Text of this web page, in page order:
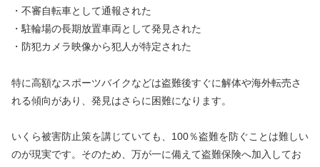
・不審自転車として通報された
・駐輪場の長期放置車両として発見された
・防犯カメラ映像から犯人が特定された
特に高額なスポーツバイクなどは盗難後すぐに解体や海外転売さ
れる傾向があり、発見はさらに困難になります。
いくら被害防止策を講じていても、100％盗難を防ぐことは難しい
のが現実です。そのため、万が一に備えて盗難保険へ加入してお